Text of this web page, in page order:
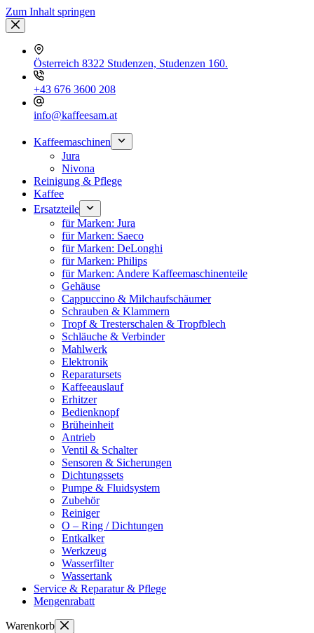
Zum Inhalt springen
Österreich 8322 Studenzen, Studenzen 160.
+43 676 3600 208
info@kaffeesam.at
Kaffeemaschinen
Jura
Nivona
Reinigung & Pflege
Kaffee
Ersatzteile
für Marken: Jura
für Marken: Saeco
für Marken: DeLonghi
für Marken: Philips
für Marken: Andere Kaffeemaschinenteile
Gehäuse
Cappuccino & Milchaufschäumer
Schrauben & Klammern
Tropf & Tresterschalen & Tropfblech
Schläuche & Verbinder
Mahlwerk
Elektronik
Reparatursets
Kaffeeauslauf
Erhitzer
Bedienknopf
Brüheinheit
Antrieb
Ventil & Schalter
Sensoren & Sicherungen
Dichtungssets
Pumpe & Fluidsystem
Zubehör
Reiniger
O – Ring / Dichtungen
Entkalker
Werkzeug
Wasserfilter
Wassertank
Service & Reparatur & Pflege
Mengenrabatt
Warenkorb